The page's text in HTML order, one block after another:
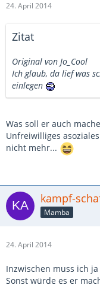
24. April 2014
Zitat
Original von Jo_Cool
Ich glaub, da lief was
einlegen
Was soll er auch
Unfreiwilliges
nicht mehr...
kampf-
Mamba
24. April 2014
Inzwischen muss ich
Sonst würde es er